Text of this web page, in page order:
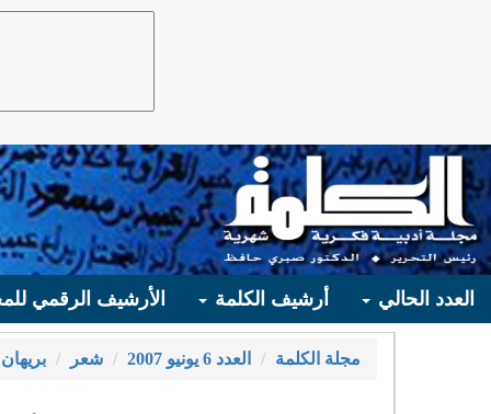
العدد الحالي أرشيف الكلمة الأرشيف الرقمي
مجلة الكلمة العدد 6 يونيو 2007 شعر